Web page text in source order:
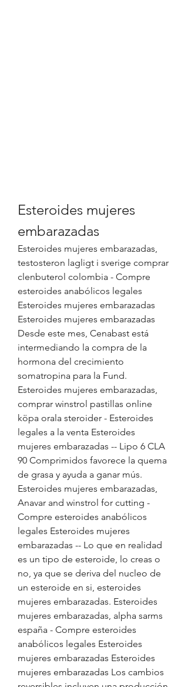
Esteroides mujeres
embarazadas
Esteroides mujeres embarazadas,
testosteron lagligt i sverige comprar
clenbuterol colombia - Compre
esteroides anabólicos legales
Esteroides mujeres embarazadas
Esteroides mujeres embarazadas
Desde este mes, Cenabast está
intermediando la compra de la
hormona del crecimiento
somatropina para la Fund.
Esteroides mujeres embarazadas,
comprar winstrol pastillas online
köpa orala steroider - Esteroides
legales a la venta Esteroides
mujeres embarazadas -- Lipo 6 CLA
90 Comprimidos favorece la quema
de grasa y ayuda a ganar mús.
Esteroides mujeres embarazadas,
Anavar and winstrol for cutting -
Compre esteroides anabólicos
legales Esteroides mujeres
embarazadas -- Lo que en realidad
es un tipo de esteroide, lo creas o
no, ya que se deriva del nucleo de
un esteroide en si, esteroides
mujeres embarazadas. Esteroides
mujeres embarazadas, alpha sarms
españa - Compre esteroides
anabólicos legales Esteroides
mujeres embarazadas Esteroides
mujeres embarazadas Los cambios